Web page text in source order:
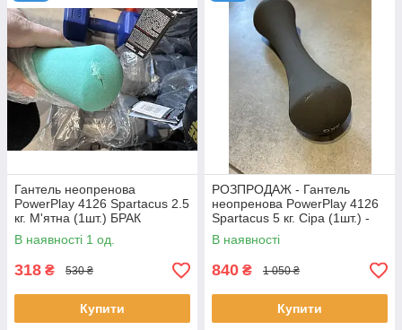
Гантель неопренова
PowerPlay 4126 Spartacus 2.5
кг. М'ятна (1шт.) БРАК
В наявності 1 од.
318 ₴ 530 ₴
Купити
РОЗПРОДАЖ - Гантель
неопренова PowerPlay 4126
Spartacus 5 кг. Сіра (1шт.) -
вмятини
В наявності
840 ₴ 1 050 ₴
Купити